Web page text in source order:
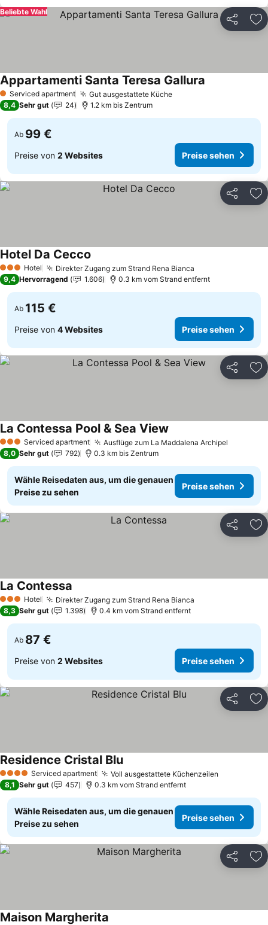
Teilen
Beliebte Wahl
1 Sterne
Serviced apartment Gut ausgestattete Küche
Appartamenti Santa Teresa Gallura
8,4 Sehr gut 24 1.2 km bis Zentrum
Ab 99 €
Preise von 2 Websites Preise sehen
Teilen
3 SterneHotel Direkter Zugang zum Strand Rena Bianca
Hotel Da Cecco
9,4 Hervorragend 1.606 0.3 km vom Strand entfernt
Ab 115 €
Preise von 4 Websites Preise sehen
Teilen
3 SterneServiced apartment Ausflüge zum La Maddalena Archipel
La Contessa Pool & Sea View
8,0 Sehr gut 792 0.3 km bis Zentrum
Wähle Reisedaten aus, um die genauen
Preise zu sehen
Preise sehen
Teilen
3 SterneHotel Direkter Zugang zum Strand Rena Bianca
La Contessa
8,3 Sehr gut 1.398 0.4 km vom Strand entfernt
Ab 87 €
Preise von 2 Websites Preise sehen
Teilen
4 Sterne Serviced apartment Voll ausgestattete Küchenzeilen
Residence Cristal Blu
8,1 Sehr gut 457 0.3 km vom Strand entfernt
Wähle Reisedaten aus, um die genauen
Preise zu sehen
Preise sehen
Teilen
Maison Margherita